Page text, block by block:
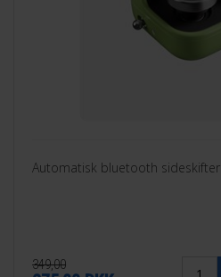
Automatisk bluetooth sideskifter.
349,00